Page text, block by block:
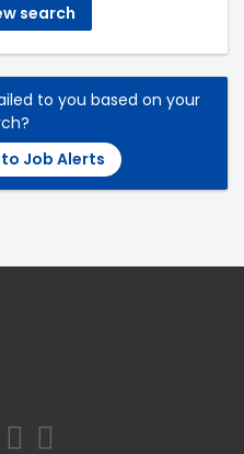
search
to you based on your
Job Alerts